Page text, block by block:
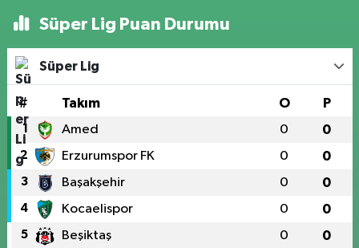
Süper Lig Puan Durumu
Süper Lig
# Takım O P
1 Amed 0 0
2 Erzurumspor FK 0 0
3 Başakşehir 0 0
4 Kocaelispor 0 0
5 Beşiktaş 0 0